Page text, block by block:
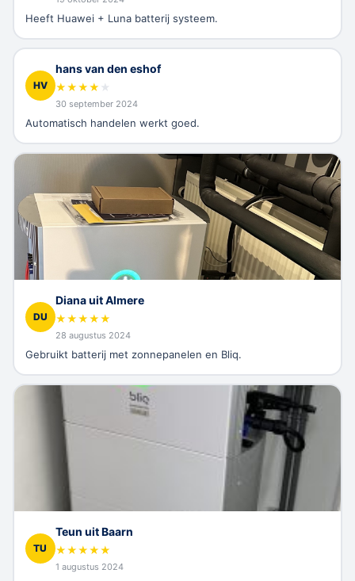
Heeft Huawei + Luna batterij systeem.
HV
hans van den eshof
★★★★ ★
30 september 2024
Automatisch handelen werkt goed.
DU
Diana uit Almere
★★★★★
28 augustus 2024
Gebruikt batterij met zonnepanelen en Bliq.
TU
Teun uit Baarn
★★★★★
1 augustus 2024